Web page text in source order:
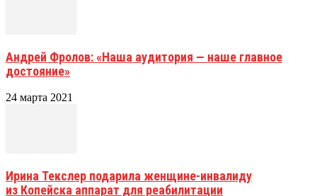
Андрей Фролов: «Наша аудитория — наше главное
достояние»
24 марта 2021
Ирина Текслер подарила женщине-инвалиду
из Копейска аппарат для реабилитации